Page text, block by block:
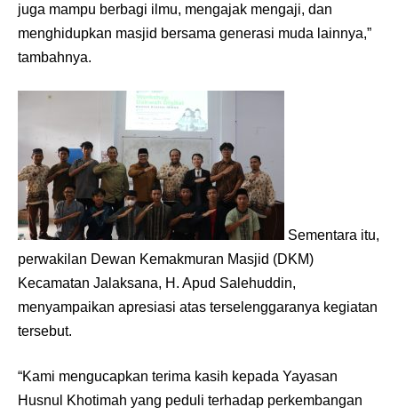
juga mampu berbagi ilmu, mengajak mengaji, dan
menghidupkan masjid bersama generasi muda lainnya,”
tambahnya.
Sementara itu,
perwakilan Dewan Kemakmuran Masjid (DKM)
Kecamatan Jalaksana, H. Apud Salehuddin,
menyampaikan apresiasi atas terselenggaranya kegiatan
tersebut.
“Kami mengucapkan terima kasih kepada Yayasan
Husnul Khotimah yang peduli terhadap perkembangan